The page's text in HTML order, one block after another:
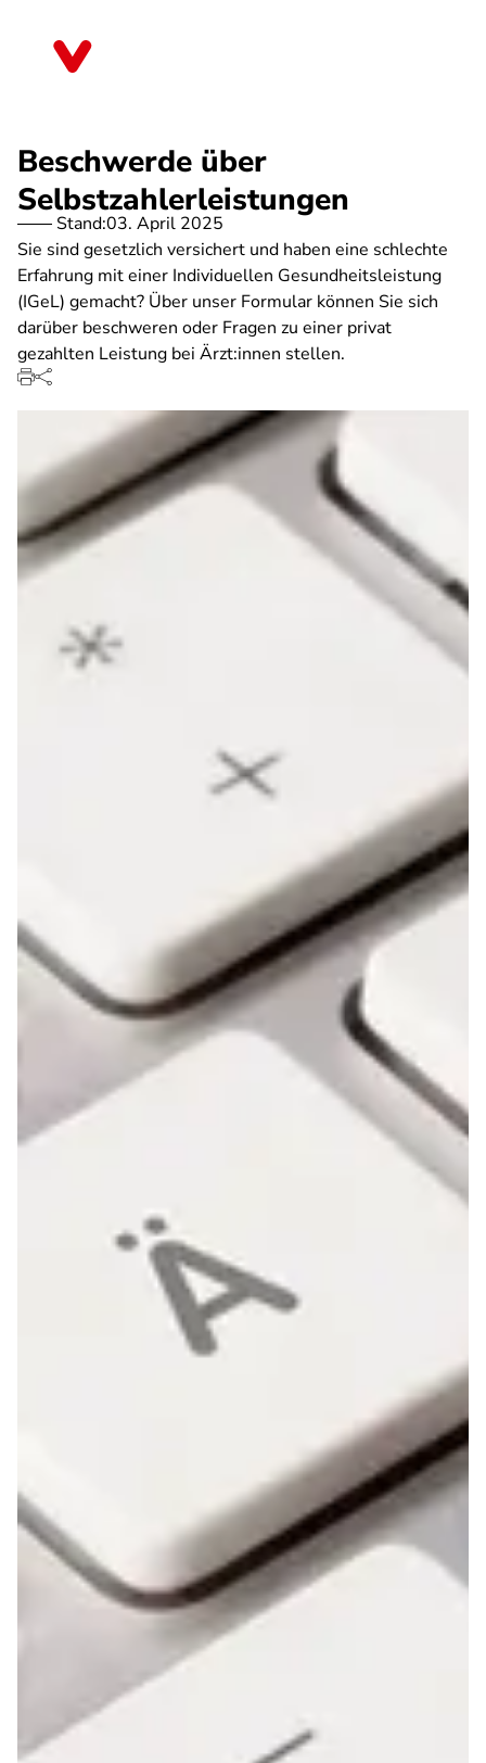
Beschwerde über
Selbstzahlerleistungen
Stand:03. April 2025
Sie sind gesetzlich versichert und haben eine schlechte
Erfahrung mit einer Individuellen Gesundheitsleistung
(IGeL) gemacht? Über unser Formular können Sie sich
darüber beschweren oder Fragen zu einer privat
gezahlten Leistung bei Ärzt:innen stellen.